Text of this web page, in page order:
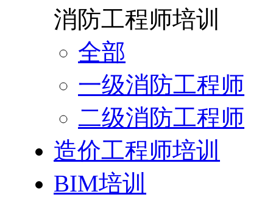
消防工程师培训
全部
一级消防工程师
二级消防工程师
造价工程师培训
BIM培训